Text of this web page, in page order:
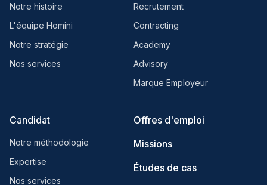
Notre histoire
L'équipe Homini
Notre stratégie
Nos services
Recrutement
Contracting
Academy
Advisory
Marque Employeur
Candidat
Notre méthodologie
Expertise
Nos services
Offres d'emploi
Missions
Études de cas